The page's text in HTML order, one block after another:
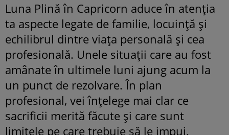
Luna Plină în Capricorn aduce în atenția
ta aspecte legate de familie, locuință și
echilibrul dintre viața personală și cea
profesională. Unele situații care au fost
amânate în ultimele luni ajung acum la
un punct de rezolvare. În plan
profesional, vei înțelege mai clar ce
sacrificii merită făcute și care sunt
limitele pe care trebuie să le impui.